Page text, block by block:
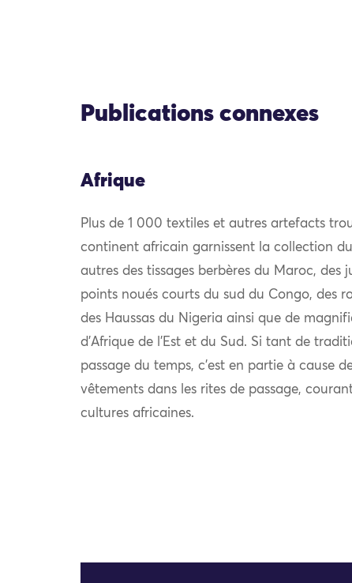
Publications connexes
Afrique
Plus de 1 000 textiles et autres artefacts
continent africain garnissent la collection
autres des tissages berbères du Maroc, des
points noués courts du sud du Congo, des
des Haussas du Nigeria ainsi que de
d’Afrique de l’Est et du Sud. Si tant de
passage du temps, c’est en partie à cause
vêtements dans les rites de passage,
cultures africaines.